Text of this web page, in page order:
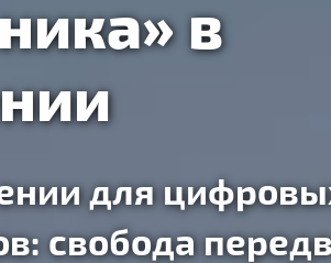
в
для
свобода